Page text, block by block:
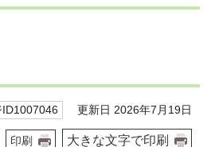
ID1007046 更新日 2026年7月19日
印刷 大きな文字で印刷